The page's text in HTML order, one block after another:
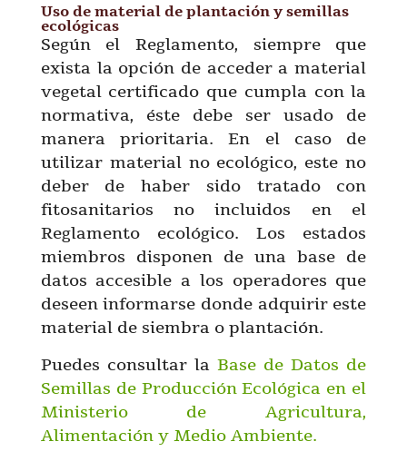
Uso de material de plantación y semillas
ecológicas
Según el Reglamento, siempre que
exista la opción de acceder a material
vegetal certificado que cumpla con la
normativa, éste debe ser usado de
manera prioritaria. En el caso de
utilizar material no ecológico, este no
deber de haber sido tratado con
fitosanitarios no incluidos en el
Reglamento ecológico. Los estados
miembros disponen de una base de
datos accesible a los operadores que
deseen informarse donde adquirir este
material de siembra o plantación.
Puedes consultar la Base de Datos de
Semillas de Producción Ecológica en el
Ministerio de Agricultura,
Alimentación y Medio Ambiente.